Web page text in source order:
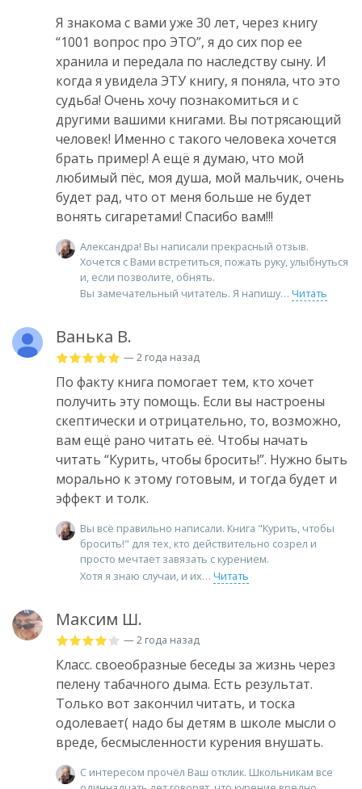
Я знакома с вами уже 30 лет, через книгу
“1001 вопрос про ЭТО”, я до сих пор ее
хранила и передала по наследству сыну. И
когда я увидела ЭТУ книгу, я поняла, что это
судьба! Очень хочу познакомиться и с
другими вашими книгами. Вы потрясающий
человек! Именно с такого человека хочется
брать пример! А ещё я думаю, что мой
любимый пёс, моя душа, мой мальчик, очень
будет рад, что от меня больше не будет
вонять сигаретами! Спасибо вам!!!
Александра! Вы написали прекрасный отзыв.
Хочется с Вами встретиться, пожать руку, улыбнуться
и, если позволите, обнять.
Вы замечательный читатель. Я напишу
Читать
Ванька В.
— 2 года назад
По факту книга помогает тем, кто хочет
получить эту помощь. Если вы настроены
скептически и отрицательно, то, возможно,
вам ещё рано читать её. Чтобы начать
читать “Курить, чтобы бросить!”. Нужно быть
морально к этому готовым, и тогда будет и
эффект и толк.
Вы всё правильно написали. Книга "Курить, чтобы
бросить!" для тех, кто действительно созрел и
просто мечтает завязать с курением.
Хотя я знаю случаи, и их
Читать
Максим Ш.
— 2 года назад
Класс. своеобразные беседы за жизнь через
пелену табачного дыма. Есть результат.
Только вот закончил читать, и тоска
одолевает( надо бы детям в школе мысли о
вреде, бесмысленности курения внушать.
С интересом прочёл Ваш отклик. Школьникам все